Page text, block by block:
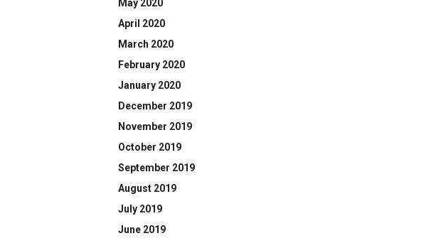
May 2020
April 2020
March 2020
February 2020
January 2020
December 2019
November 2019
October 2019
September 2019
August 2019
July 2019
June 2019